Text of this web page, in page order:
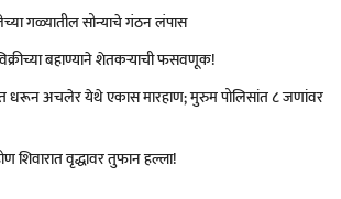
गळ्यातील सोन्याचे गंठन लंपास
बहाण्याने शेतकऱ्याची फसवणूक!
धरून अचलेर येथे एकास मारहाण; मुरुम पोलिसांत ८ जणांवर
शिवारात वृद्धावर तुफान हल्ला!